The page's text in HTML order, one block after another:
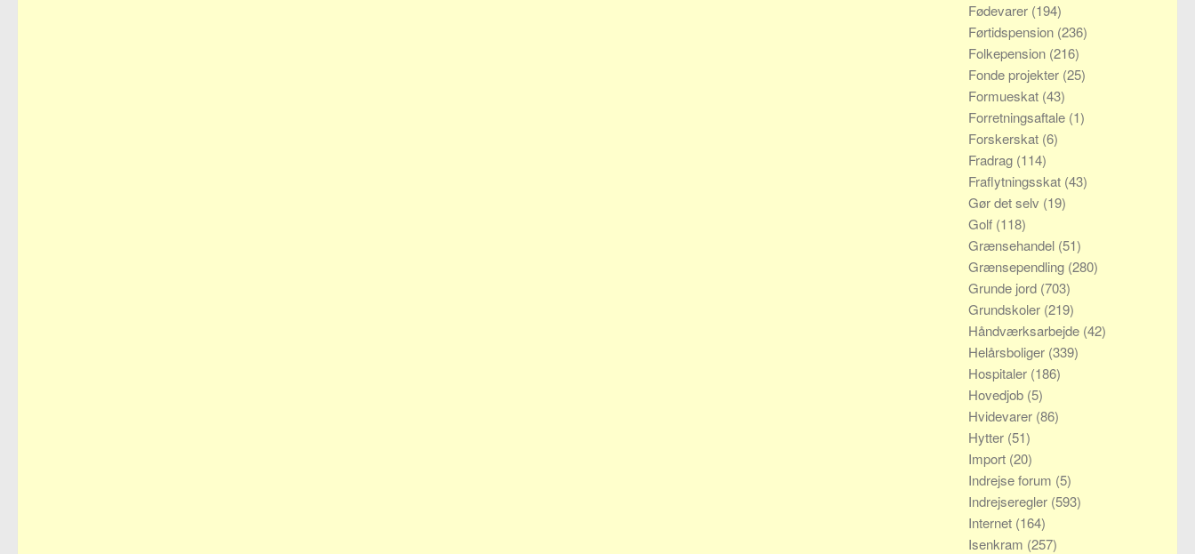
Fødevarer (194)
Førtidspension (236)
Folkepension (216)
Fonde projekter (25)
Formueskat (43)
Forretningsaftale (1)
Forskerskat (6)
Fradrag (114)
Fraflytningsskat (43)
Gør det selv (19)
Golf (118)
Grænsehandel (51)
Grænsependling (280)
Grunde jord (703)
Grundskoler (219)
Håndværksarbejde (42)
Helårsboliger (339)
Hospitaler (186)
Hovedjob (5)
Hvidevarer (86)
Hytter (51)
Import (20)
Indrejse forum (5)
Indrejseregler (593)
Internet (164)
Isenkram (257)